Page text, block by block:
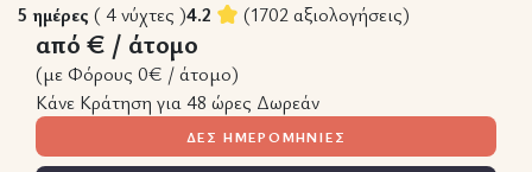
5 ημέρες ( 4 νύχτες )4.2 (1702 αξιολογήσεις)
από € / άτομο
(με Φόρους 0€ / άτομο)
Κάνε Κράτηση για 48 ώρες Δωρεάν
ΔΕΣ ΗΜΕΡΟΜΗΝΙΕΣ